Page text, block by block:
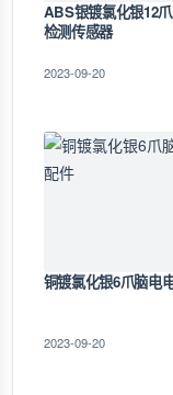
ABS银镀氯化银12
检测传感器
2023-09-20
铜镀氯化银6爪脑电
2023-09-20